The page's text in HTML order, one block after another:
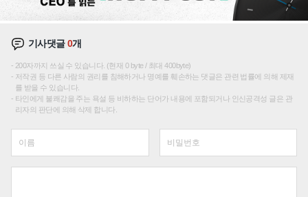
기사댓글0개
200자까지 쓰실 수 있습니다. (현재 0 byte / 최대 400byte)
저작권 등 다른 사람의 권리를 침해하거나 명예를 훼손하는 댓글은 관련 법률에 의해 제재
를 받을 수 있습니다.
타인에게 불쾌감을 주는 욕설 등 비하하는 단어가 내용에 포함되거나 인신공격성 글은 관
리자의 판단에 의해 삭제 합니다.